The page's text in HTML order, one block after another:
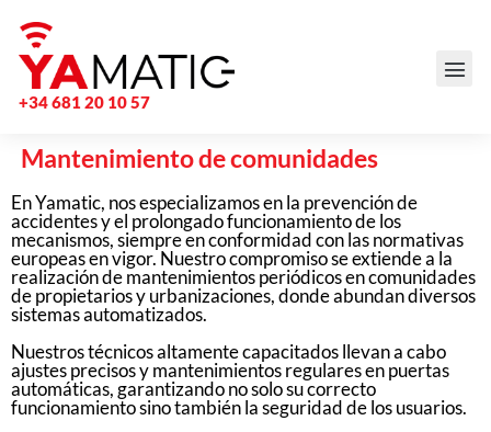
+34 681 20 10 57
Mantenimiento de comunidades
En Yamatic, nos especializamos en la prevención de
accidentes y el prolongado funcionamiento de los
mecanismos, siempre en conformidad con las normativas
europeas en vigor. Nuestro compromiso se extiende a la
realización de mantenimientos periódicos en comunidades
de propietarios y urbanizaciones, donde abundan diversos
sistemas automatizados.
Nuestros técnicos altamente capacitados llevan a cabo
ajustes precisos y mantenimientos regulares en puertas
automáticas, garantizando no solo su correcto
funcionamiento sino también la seguridad de los usuarios.